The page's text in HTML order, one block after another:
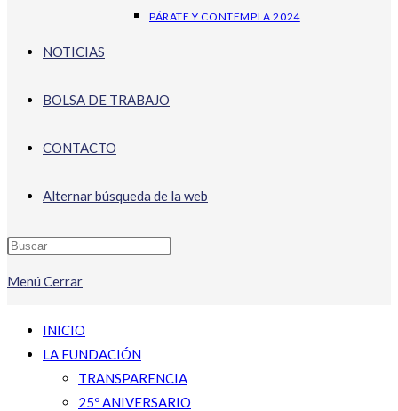
PÁRATE Y CONTEMPLA 2024
NOTICIAS
BOLSA DE TRABAJO
CONTACTO
Alternar búsqueda de la web
Menú Cerrar
INICIO
LA FUNDACIÓN
TRANSPARENCIA
25º ANIVERSARIO